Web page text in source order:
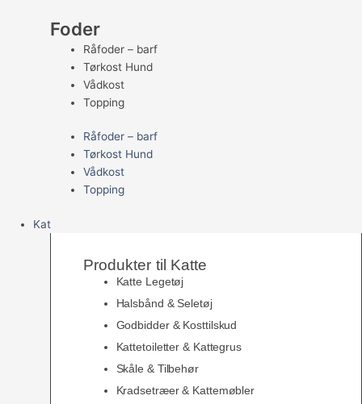
Foder
Råfoder – barf
Tørkost Hund
Vådkost
Topping
Råfoder – barf
Tørkost Hund
Vådkost
Topping
Kat
Produkter til Katte
Katte Legetøj
Halsbånd & Seletøj
Godbidder & Kosttilskud
Kattetoiletter & Kattegrus
Skåle & Tilbehør
Kradsetræer & Kattemøbler